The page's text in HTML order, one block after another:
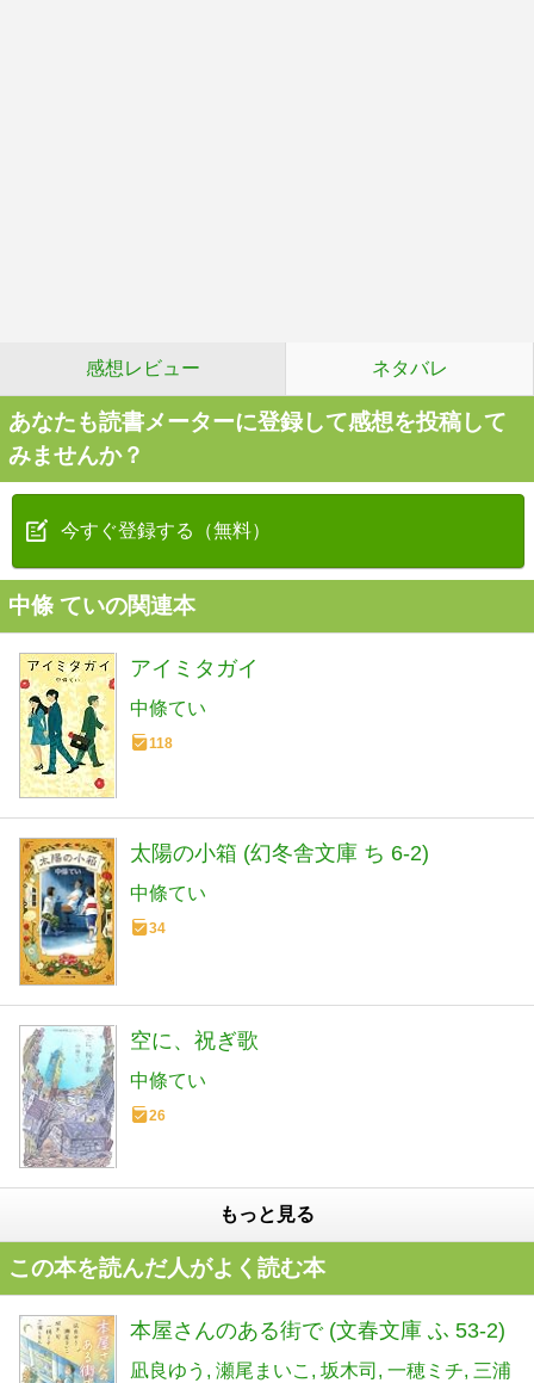
感想レビュー ネタバレ
あなたも読書メーターに登録して感想を投稿して
みませんか？
今すぐ登録する（無料）
中條 ていの関連本
アイミタガイ
中條てい
118
太陽の小箱 (幻冬舎文庫 ち 6-2)
中條てい
34
空に、祝ぎ歌
中條てい
26
もっと見る
この本を読んだ人がよく読む本
本屋さんのある街で (文春文庫 ふ 53-2)
凪良ゆう 瀬尾まいこ 坂木司 一穂ミチ 三浦